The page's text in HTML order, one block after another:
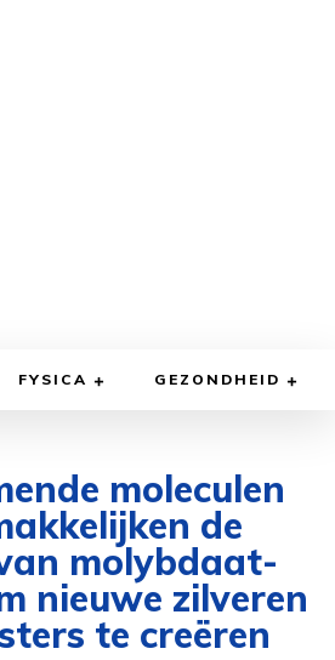
FYSICA GEZONDHEID
moleculen
de
molybdaat-
nieuwe zilveren
te creëren